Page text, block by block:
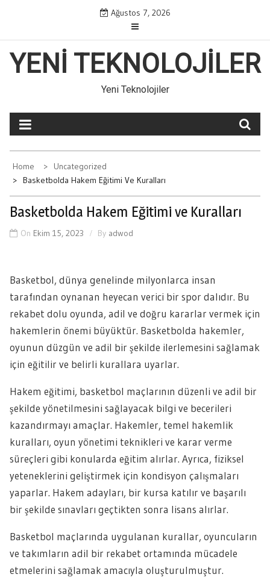
content
Ağustos 7, 2026
YENI TEKNOLOJILER
Yeni Teknolojiler
Home
Uncategorized
Basketbolda Hakem Eğitimi Ve Kuralları
Basketbolda Hakem Eğitimi ve Kuralları
On Ekim 15, 2023 By adwod
Basketbol, dünya genelinde milyonlarca insan
tarafından oynanan heyecan verici bir spor dalıdır. Bu
rekabet dolu oyunda, adil ve doğru kararlar vermek için
hakemlerin önemi büyüktür. Basketbolda hakemler,
oyunun düzgün ve adil bir şekilde ilerlemesini sağlamak
için eğitilir ve belirli kurallara uyarlar.
Hakem eğitimi, basketbol maçlarının düzenli ve adil bir
şekilde yönetilmesini sağlayacak bilgi ve becerileri
kazandırmayı amaçlar. Hakemler, temel hakemlik
kuralları, oyun yönetimi teknikleri ve karar verme
süreçleri gibi konularda eğitim alırlar. Ayrıca, fiziksel
yeteneklerini geliştirmek için kondisyon çalışmaları
yaparlar. Hakem adayları, bir kursa katılır ve başarılı
bir şekilde sınavları geçtikten sonra lisans alırlar.
Basketbol maçlarında uygulanan kurallar, oyuncuların
ve takımların adil bir rekabet ortamında mücadele
etmelerini sağlamak amacıyla oluşturulmuştur.